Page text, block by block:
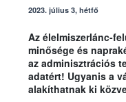
2023. július 3, hétfő
Az élelmiszerlánc-
minősége és
az adminisztrációs
adatért! Ugyanis a
alakíthatnak ki